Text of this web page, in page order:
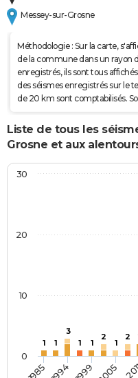
Messey-sur-Grosne
Méthodologie : Sur la carte,
de la commune dans un rayon
enregistrés, ils sont tous
des séismes enregistrés sur le
de 20 km sont comptabilisés.
Liste de tous les
Grosne et aux
1 1
3
1
1
2
1
2
1985 1994 1999 2005
0
10
20
30